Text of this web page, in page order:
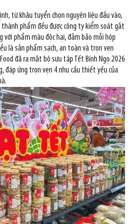
từ khâu tuyển chọn nguyên liệu đầu vào,
phẩm đều được công ty kiểm soát gắt
với phẩm màu độc hại, đảm bảo mỗi hộp
là sản phẩm sạch, an toàn và trọn vẹn
đã ra mắt bộ sưu tập Tết Bính Ngọ 2026
đáp ứng trọn vẹn 4 nhu cầu thiết yếu của